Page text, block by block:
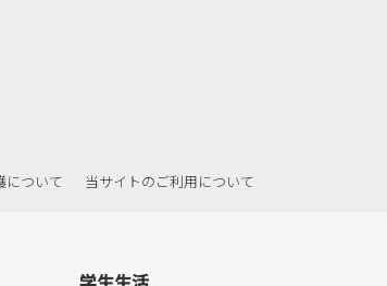
2020年12月
について 当サイトのご利用について